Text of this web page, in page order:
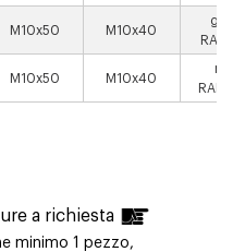
M10x50 M10x40
M10x50 M10x40
a richiesta
minimo 1 pezzo,